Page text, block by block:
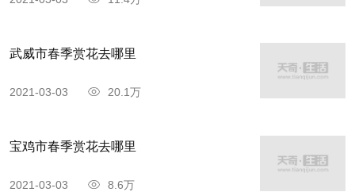
山洞里自食其力，安心度日，一直到他们偕老百
年，人去洞空……关于大、小皇姑厂干的一段佳话
武威市春季赏花去哪里
2021-03-03 20.1万
宝鸡市春季赏花去哪里
2021-03-03 8.6万